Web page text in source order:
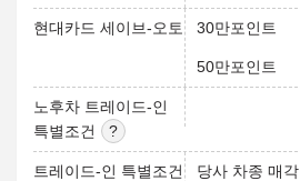
현대카드 세이브-오토 30만포인트
50만포인트
노후차 트레이드-인
특별조건
트레이드-인 특별조건 당사 차종 매각